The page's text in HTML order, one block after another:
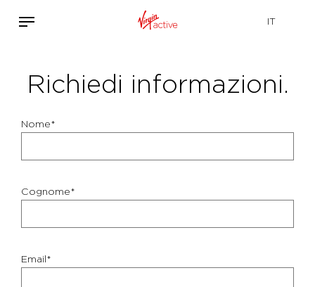
Richiedi informazioni.
Nome*
Cognome*
Email*